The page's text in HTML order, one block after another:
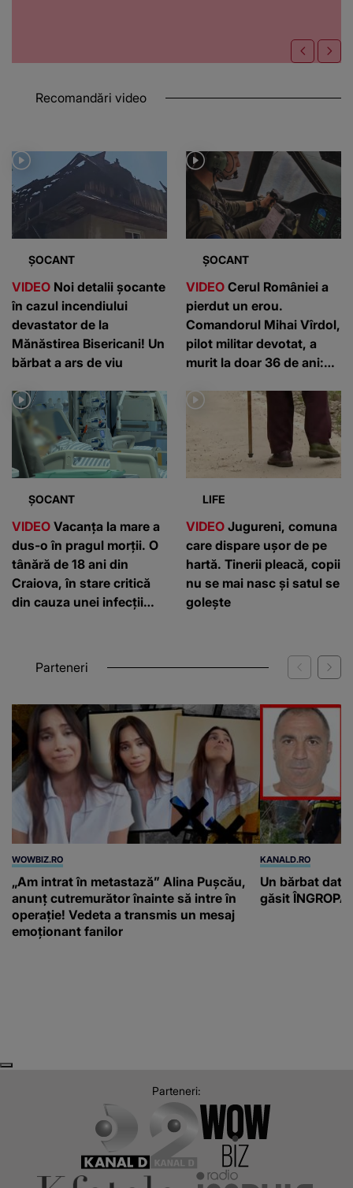
Recomandări video
ȘOCANT
VIDEO Noi detalii șocante
în cazul incendiului
devastator de la
Mănăstirea Bisericani! Un
bărbat a ars de viu
ȘOCANT
VIDEO Cerul României a
pierdut un erou.
Comandorul Mihai Vîrdol,
pilot militar devotat, a
murit la doar 36 de ani:
ȘOCANT
VIDEO Vacanța la mare a
dus-o în pragul morții. O
tânără de 18 ani din
Craiova, în stare critică
din cauza unei infecții
LIFE
VIDEO Jugureni, comuna
care dispare ușor de pe
hartă. Tinerii pleacă, copii
nu se mai nasc și satul se
golește
Parteneri
WOWBIZ.RO
„Am intrat în metastază” Alina Pușcău,
anunț cutremurător înainte să intre în
operație! Vedeta a transmis un mesaj
emoționant fanilor
KANALD.RO
Un bărbat dat
găsit
Parteneri: